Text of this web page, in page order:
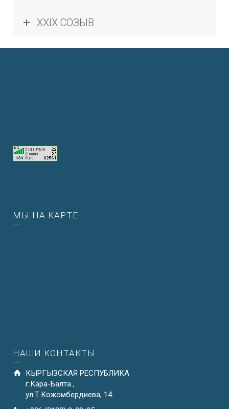
XXIX СОЗЫВ
МЫ НА КАРТЕ
НАШИ КОНТАКТЫ
КЫРГЫЗСКАЯ РЕСПУБЛИКА
г.Кара-Балта ,
ул.Т.Кожомбердиева, 14